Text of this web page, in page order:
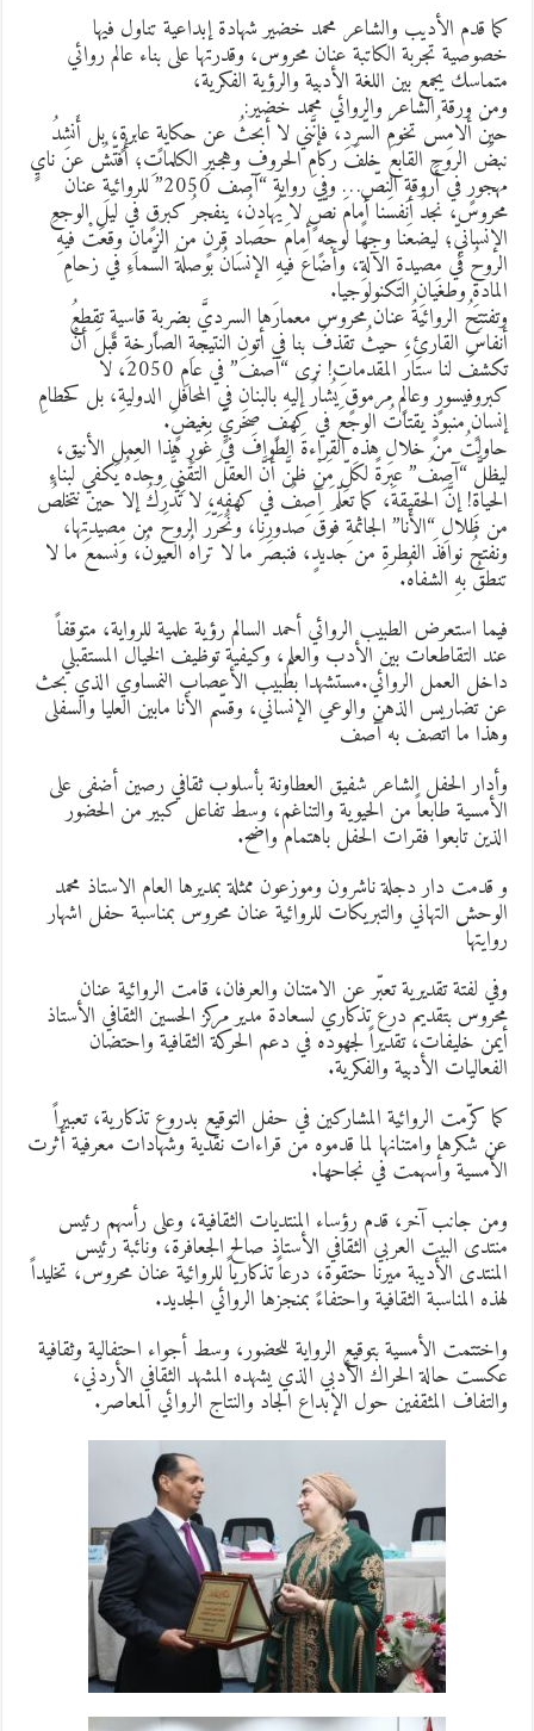
قدم الأديب والشاعر محمد خضير شهادة إبداعية تناول فيها
تجربة الكاتبة عنان محروس، وقدرتها على بناء عالم روائي
يجمع بين اللغة الأدبية والرؤية الفكرية،
ورقة الشاعر والروائي محمد خضير:
ألامِسُ تخومَ السّردِ، فإنَّني لا أبحثُ عن حكايةٍ عابرةٍ، بل أَنشِدُ
الروحِ القابعَ خلفَ ركامِ الحروفِ وهجيرِ الكلماتِ؛ أُفتّشُ عن نايٍ
مهجورٍ في أروقةِ النصِّ… وفي روايةِ “آصف 2050” للروائيةِ عنان
نجدُ أنفسَنا أمامَ نصٍّ لا يُهادِنُ، ينفجرُ كبرقٍ في ليلِ الوجعِ
ليضعَنا وجهًا لوجهٍ أمامَ حصادِ قرنٍ من الزمانِ وقعتْ فيهِ
في مِصيدةِ الآلةِ، وأضاعَ فيهِ الإنسانُ بوصلةَ السّماءِ في زحامِ
وطغيانِ التكنولوجيا.
الروائيةُ عنان محروس معمارَها السرديَّ بضربةٍ قاسيةٍ تقطعُ
القارئِ، حيثُ تقذفُ بنا في أتونِ النتيجةِ الصارخةِ قبلَ أنْ
تكشفَ لنا ستارَ المقدماتِ! نرى “آصف” في عامِ 2050، لا
وعالمٍ مرموقٍ يُشارُ إليهِ بالبنانِ في المحافلِ الدوليةِ، بل كحطامِ
منبوذٍ يقتاتُ الوجعَ في كهفٍ صخريٍّ بغيضٍ.
من خلالِ هذهِ القراءةَ الطوافَ في غَورِ هذا العملِ الأنيق،
“آصِفُ” عبرةً لكلِّ مَنْ ظنَّ أنَّ العقلَ التقْنِيَّ وحدَهُ يكفي لبناءِ
إنَّ الحقيقةَ، كما تعلّمَ آصِفُ في كهفِهِ، لا تُدرَكُ إلا حينَ نتخلصُ
ظلالِ “الأنا” الجاثمةِ فوقَ صدورِنا، ونُحرّرَ الروحَ من مِصيدتِها،
نوافذَ الفطرةِ من جديدٍ، فنبصرَ ما لا تراهُ العيونُ، ونسمعَ ما لا
بهِ الشفاهُ.
استعرض الطبيب الروائي أحمد السالم رؤية علمية للرواية، متوقفاً
التقاطعات بين الأدب والعلم، وكيفية توظيف الخيال المستقبلي
العمل الروائي.مستشهدا بطبيب الأعصاب النمساوي الذي بحث
تضاريس الذهن والوعي الإنساني، وقسّم الأنا مابين العليا والسفلى
ما اتصف به آصف
الحفل الشاعر شفيق العطاونة بأسلوب ثقافي رصين أضفى على
طابعاً من الحيوية والتناغم، وسط تفاعل كبير من الحضور
تابعوا فقرات الحفل باهتمام واضح.
قدمت دار دجلة ناشرون وموزعون ممثلة بمديرها العام الاستاذ محمد
التهاني والتبريكات للروائية عنان محروس بمناسبة حفل اشهار
لفتة تقديرية تعبّر عن الامتنان والعرفان، قامت الروائية عنان
بتقديم درع تذكاري لسعادة مدير مركز الحسين الثقافي الأستاذ
خليفات، تقديراً لجهوده في دعم الحركة الثقافية واحتضان
الأدبية والفكرية.
كرّمت الروائية المشاركين في حفل التوقيع بدروع تذكارية، تعبيراً
شكرها وامتنانها لما قدموه من قراءات نقدية وشهادات معرفية أثرت
وأسهمت في نجاحها.
جانب آخر، قدم رؤساء المنتديات الثقافية، وعلى رأسهم رئيس
البيت العربي الثقافي الأستاذ صالح الجعافرة، ونائبة رئيس
الأديبة ميرنا حتقوة، درعاً تذكارياً للروائية عنان محروس، تخليداً
المناسبة الثقافية واحتفاءً بمنجزها الروائي الجديد.
الأمسية بتوقيع الرواية للحضور، وسط أجواء احتفالية وثقافية
حالة الحراك الأدبي الذي يشهده المشهد الثقافي الأردني،
المثقفين حول الإبداع الجاد والنتاج الروائي المعاصر.